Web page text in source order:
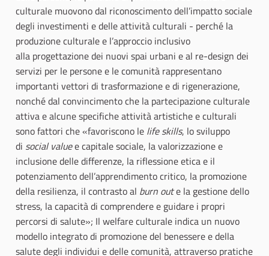
culturale muovono dal riconoscimento dell’impatto sociale
degli investimenti e delle attività culturali - perché la
produzione culturale e l’approccio inclusivo
alla progettazione dei nuovi spai urbani e al re-design dei
servizi per le persone e le comunità rappresentano
importanti vettori di trasformazione e di rigenerazione,
nonché dal convincimento che la partecipazione culturale
attiva e alcune specifiche attività artistiche e culturali
sono fattori che «favoriscono le life skills, lo sviluppo
di social valuee capitale sociale, la valorizzazione e
inclusione delle differenze, la riflessione etica e il
potenziamento dell’apprendimento critico, la promozione
della resilienza, il contrasto al burn oute la gestione dello
stress, la capacità di comprendere e guidare i propri
percorsi di salute»; Il welfare culturale indica un nuovo
modello integrato di promozione del benessere e della
salute degli individui e delle comunità, attraverso pratiche